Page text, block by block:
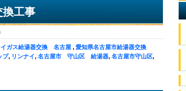
工事
イガス給湯器交換 名古屋 , 愛知県名古屋市給湯器交換
プ, リンナイ, 名古屋市 守山区 給湯器, 名古屋市守山区,